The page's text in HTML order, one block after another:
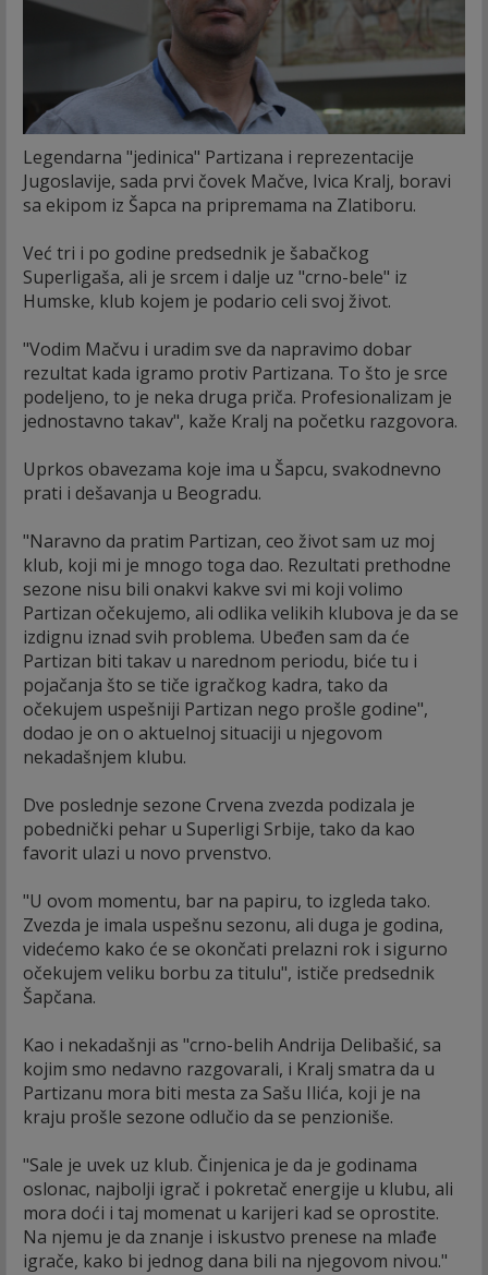
Legendarna "jedinica" Partizana i reprezentacije
Jugoslavije, sada prvi čovek Mačve, Ivica Kralj, boravi
sa ekipom iz Šapca na pripremama na Zlatiboru.
Već tri i po godine predsednik je šabačkog
Superligaša, ali je srcem i dalje uz "crno-bele" iz
Humske, klub kojem je podario celi svoj život.
"Vodim Mačvu i uradim sve da napravimo dobar
rezultat kada igramo protiv Partizana. To što je srce
podeljeno, to je neka druga priča. Profesionalizam je
jednostavno takav", kaže Kralj na početku razgovora.
Uprkos obavezama koje ima u Šapcu, svakodnevno
prati i dešavanja u Beogradu.
"Naravno da pratim Partizan, ceo život sam uz moj
klub, koji mi je mnogo toga dao. Rezultati prethodne
sezone nisu bili onakvi kakve svi mi koji volimo
Partizan očekujemo, ali odlika velikih klubova je da se
izdignu iznad svih problema. Ubeđen sam da će
Partizan biti takav u narednom periodu, biće tu i
pojačanja što se tiče igračkog kadra, tako da
očekujem uspešniji Partizan nego prošle godine",
dodao je on o aktuelnoj situaciji u njegovom
nekadašnjem klubu.
Dve poslednje sezone Crvena zvezda podizala je
pobednički pehar u Superligi Srbije, tako da kao
favorit ulazi u novo prvenstvo.
"U ovom momentu, bar na papiru, to izgleda tako.
Zvezda je imala uspešnu sezonu, ali duga je godina,
videćemo kako će se okončati prelazni rok i sigurno
očekujem veliku borbu za titulu", ističe predsednik
Šapčana.
Kao i nekadašnji as "crno-belih Andrija Delibašić, sa
kojim smo nedavno razgovarali, i Kralj smatra da u
Partizanu mora biti mesta za Sašu Ilića, koji je na
kraju prošle sezone odlučio da se penzioniše.
"Sale je uvek uz klub. Činjenica je da je godinama
oslonac, najbolji igrač i pokretač energije u klubu, ali
mora doći i taj momenat u karijeri kad se oprostite.
Na njemu je da znanje i iskustvo prenese na mlađe
igrače, kako bi jednog dana bili na njegovom nivou."